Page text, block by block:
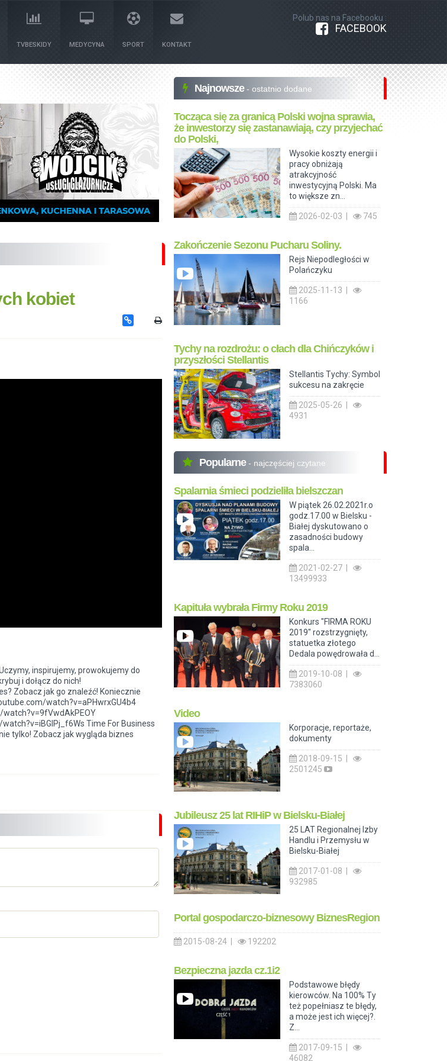
TVBESKIDY MEDYCYNA SPORT KONTAKT
Polub nas na Facebooku :
FACEBOOK
kobiet
inspirujemy, prowokujemy do
i dołącz do nich!
Zobacz jak go znaleźć! Koniecznie
watch?v=aPHwrxGU4b4
Time For Business
tylko! Zobacz jak wygląda biznes
Najnowsze - ostatnio dodane
Tocząca się za granicą Polski wojna sprawia,
że inwestorzy się zastanawiają, czy przyjechać
do Polski,
Wysokie koszty energii i
pracy obniżają
atrakcyjność
inwestycyjną Polski. Ma
to większe zn...
2026-02-03 | 745
Zakończenie Sezonu Pucharu Soliny.
Rejs Niepodległości w
Polańczyku
2025-11-13 |
1166
Tychy na rozdrożu: o cłach dla Chińczyków i
przyszłości Stellantis
Stellantis Tychy: Symbol
sukcesu na zakręcie
2025-05-26 |
4931
Popularne - najczęściej czytane
Spalarnia śmieci podzieliła bielszczan
W piątek 26.02.2021r.o
godz.17.00 w Bielsku -
Białej dyskutowano o
zasadności budowy
spala...
2021-02-27 |
13499933
Kapituła wybrała Firmy Roku 2019
Konkurs "FIRMA ROKU
2019" rozstrzygnięty,
statuetka złotego
Dedala powędrowała d...
2019-10-08 |
7383060
Video
Korporacje, reportaże,
dokumenty
2018-09-15 |
2501245
Jubileusz 25 lat RIHiP w Bielsku-Białej
25 LAT Regionalnej Izby
Handlu i Przemysłu w
Bielsku-Białej
2017-01-08 |
932985
Portal gospodarczo-biznesowy BiznesRegion
2015-08-24 | 192202
Bezpieczna jazda cz.1i2
Podstawowe błędy
kierowców. Na 100% Ty
też popełniasz te błędy,
a może jest ich więcej?.
Z...
2017-09-15 |
46082